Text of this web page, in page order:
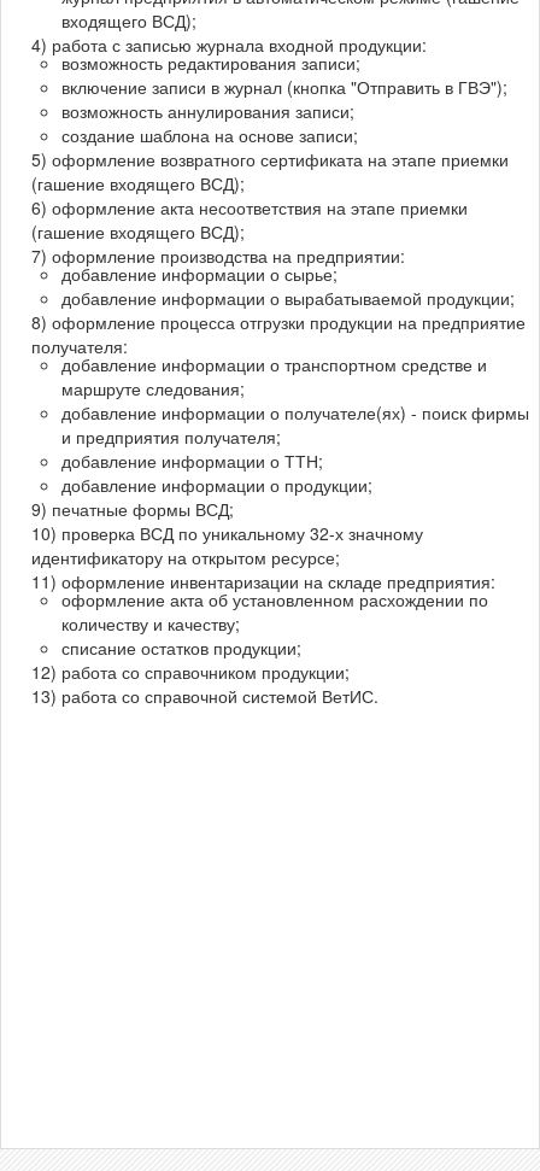
входящего ВСД);
4) работа с записью журнала входной продукции:
возможность редактирования записи;
включение записи в журнал (кнопка "Отправить в ГВЭ");
возможность аннулирования записи;
создание шаблона на основе записи;
5) оформление возвратного сертификата на этапе приемки
(гашение входящего ВСД);
6) оформление акта несоответствия на этапе приемки
(гашение входящего ВСД);
7) оформление производства на предприятии:
добавление информации о сырье;
добавление информации о вырабатываемой продукции;
8) оформление процесса отгрузки продукции на предприятие
получателя:
добавление информации о транспортном средстве и
маршруте следования;
добавление информации о получателе(ях) - поиск фирмы
и предприятия получателя;
добавление информации о ТТН;
добавление информации о продукции;
9) печатные формы ВСД;
10) проверка ВСД по уникальному 32-х значному
идентификатору на открытом ресурсе;
11) оформление инвентаризации на складе предприятия:
оформление акта об установленном расхождении по
количеству и качеству;
списание остатков продукции;
12) работа со справочником продукции;
13) работа со справочной системой ВетИС.